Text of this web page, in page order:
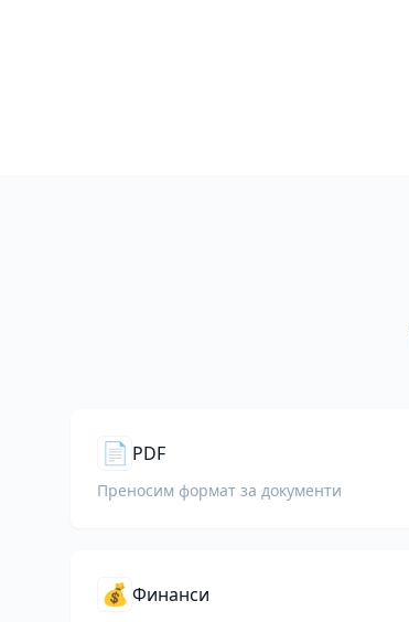
📄 PDF
Преносим формат за документи
💰 Финанси